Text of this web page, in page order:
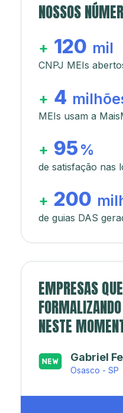
NOSSOS
+ 120 mil
CNPJ MEIs
+ 4
MEIs usam a
+ 95 %
de satisfação nas
+ 200
de guias DAS
EMPRESAS
NESTE
Japa’s
Rio de